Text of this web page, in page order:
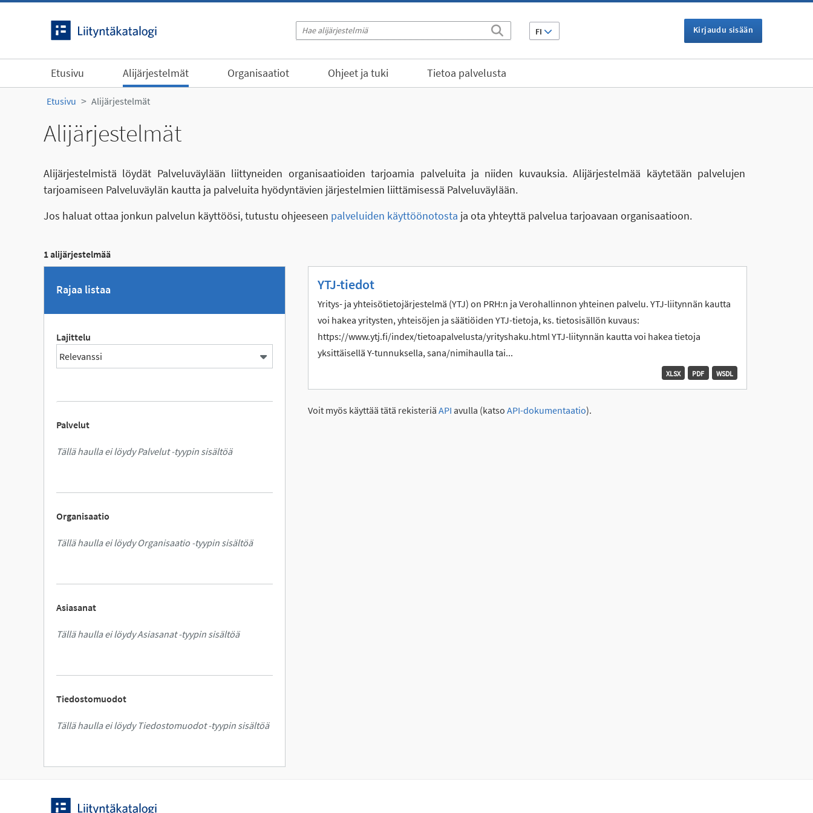
FI Kirjaudu sisään
Etusivu Alijärjestelmät Organisaatiot Ohjeet ja tuki Tietoa palvelusta
Etusivu Alijärjestelmät
Alijärjestelmät
Alijärjestelmistä löydät Palveluväylään liittyneiden organisaatioiden tarjoamia palveluita ja niiden kuvauksia. Alijärjestelmää käytetään palvelujen
tarjoamiseen Palveluväylän kautta ja palveluita hyödyntävien järjestelmien liittämisessä Palveluväylään.
Jos haluat ottaa jonkun palvelun käyttöösi, tutustu ohjeeseen palveluiden käyttöönotosta ja ota yhteyttä palvelua tarjoavaan organisaatioon.
1 alijärjestelmää
Rajaa listaa
Lajittelu
Palvelut
Tällä haulla ei löydy Palvelut -tyypin sisältöä
Organisaatio
Tällä haulla ei löydy Organisaatio -tyypin sisältöä
Asiasanat
Tällä haulla ei löydy Asiasanat -tyypin sisältöä
Tiedostomuodot
Tällä haulla ei löydy Tiedostomuodot -tyypin sisältöä
YTJ-tiedot
Yritys- ja yhteisötietojärjestelmä (YTJ) on PRH:n ja Verohallinnon yhteinen palvelu. YTJ-liitynnän kautta
voi hakea yritysten, yhteisöjen ja säätiöiden YTJ-tietoja, ks. tietosisällön kuvaus:
https://www.ytj.fi/index/tietoapalvelusta/yrityshaku.html YTJ-liitynnän kautta voi hakea tietoja
yksittäisellä Y-tunnuksella, sana/nimihaulla tai...
WSDL
PDF
XLSX
Voit myös käyttää tätä rekisteriä API avulla (katso API-dokumentaatio).